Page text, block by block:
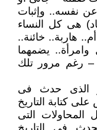
نفسه.. وإثبات
هى كل النساء
هاربة.. خائنة..
يضمهما
– رغم مرور تلك
الذى حدث فى
كتابة التاريخ
التى